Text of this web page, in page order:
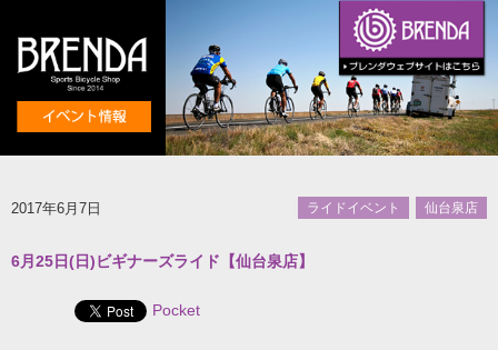
2017年6月7日 ライドイベント 仙台泉店
6月25日(日)ビギナーズライド【仙台泉店】
Pocket